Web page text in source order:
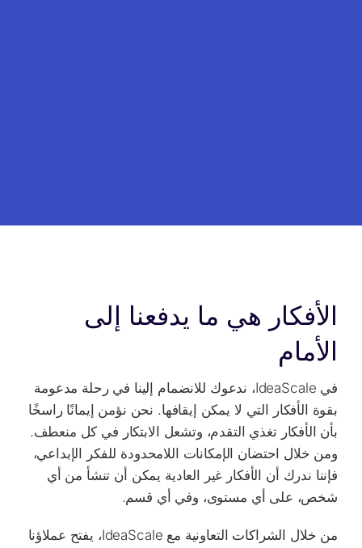
الأفكار هي ما يدفعنا إلى
الأمام
في IdeaScale، ندعوك للانضمام إلينا في رحلة مدعومة
بقوة الأفكار التي لا يمكن إيقافها. نحن نؤمن إيمانًا راسخًا
بأن الأفكار تغذي التقدم، وتشعل الابتكار في كل منعطف.
ومن خلال احتضان الإمكانات اللامحدودة للفكر الإبداعي،
فإننا ندرك أن الأفكار غير العادية يمكن أن تنشأ من أي
شخص، على أي مستوى، وفي أي قسم.
من خلال الشراكات التعاونية مع IdeaScale، يفتح عملاؤنا